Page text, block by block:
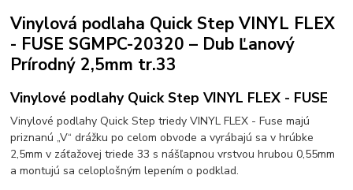
Vinylová podlaha Quick Step VINYL FLEX
- FUSE SGMPC-20320 – Dub Ľanový
Prírodný 2,5mm tr.33
Vinylové podlahy Quick Step VINYL FLEX - FUSE
Vinylové podlahy Quick Step triedy VINYL FLEX - Fuse majú
priznanú „V“ drážku po celom obvode a vyrábajú sa v hrúbke
2,5mm v záťažovej triede 33 s nášľapnou vrstvou hrubou 0,55mm
a montujú sa celoplošným lepením o podklad.